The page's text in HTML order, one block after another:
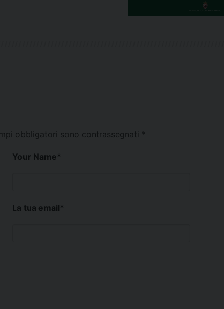
obbligatori sono contrassegnati *
Your Name*
La tua email*